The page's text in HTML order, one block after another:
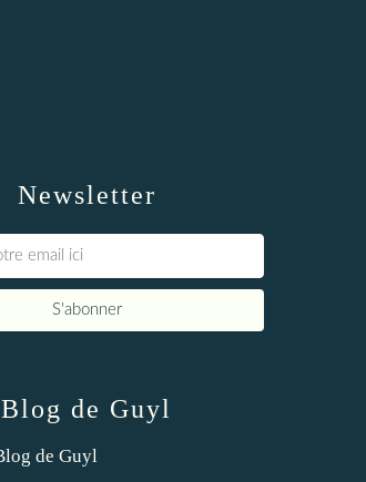
Newsletter
Blog de Guyl